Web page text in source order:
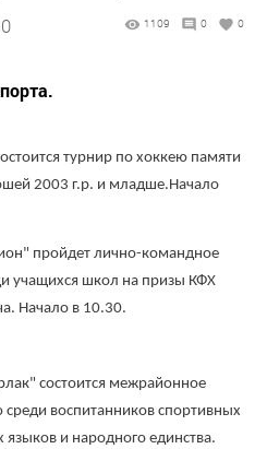
1109 0 0
турнир по хоккею памяти
2003 г.р. и младше.Начало
пройдет лично-командное
учащихся школ на призы КФХ
Начало в 10.30.
состоится межрайонное
воспитанников спортивных
и народного единства.